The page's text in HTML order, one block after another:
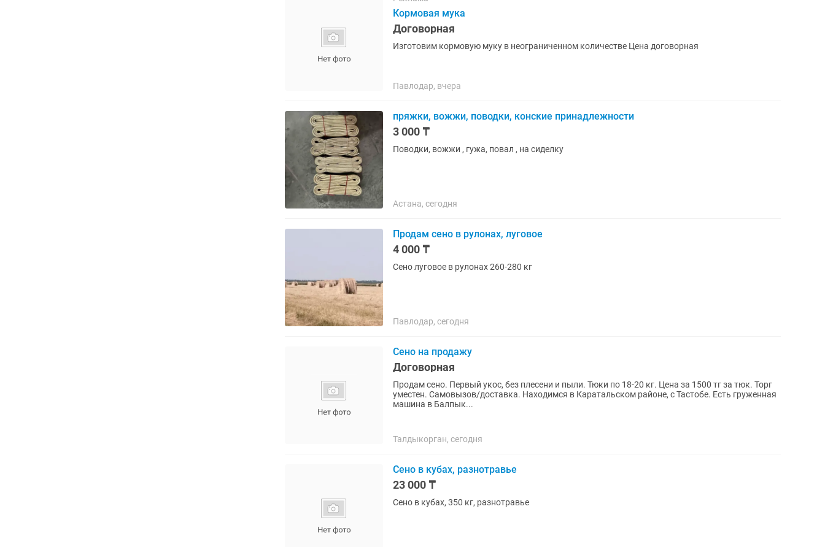
Кормовая мука
Договорная
Изготовим кормовую муку в неограниченном количестве Цена договорная
Павлодар, вчера
пряжки, вожжи, поводки, конские принадлежности
3 000 ₸
Поводки, вожжи , гужа, повал , на сиделку
Астана, сегодня
Продам сено в рулонах, луговое
4 000 ₸
Сено луговое в рулонах 260-280 кг
Павлодар, сегодня
Сено на продажу
Договорная
Продам сено. Первый укос, без плесени и пыли. Тюки по 18-20 кг. Цена за 1500 тг за тюк. Торг
уместен. Самовызов/доставка. Находимся в Каратальском районе, с Тастобе. Есть груженная
машина в Балпык...
Талдыкорган, сегодня
Сено в кубах, разнотравье
23 000 ₸
Сено в кубах, 350 кг, разнотравье